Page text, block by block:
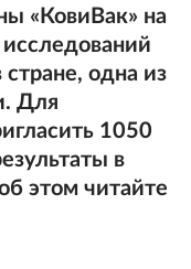
«КовиВак» на
одна из
Для
1050
в
этом читайте